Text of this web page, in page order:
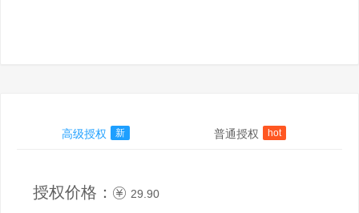
高级授权 新 普通授权 hot
授权价格： 29.90